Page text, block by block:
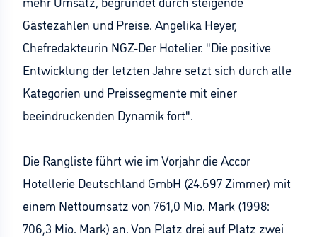
Gästezahlen und Preise. Angelika Heyer,
Chefredakteurin NGZ-Der Hotelier: "Die positive
Entwicklung der letzten Jahre setzt sich durch alle
Kategorien und Preissegmente mit einer
beeindruckenden Dynamik fort".
Die Rangliste führt wie im Vorjahr die Accor
Hotellerie Deutschland GmbH (24.697 Zimmer) mit
einem Nettoumsatz von 761,0 Mio. Mark (1998:
706,3 Mio. Mark) an. Von Platz drei auf Platz zwei